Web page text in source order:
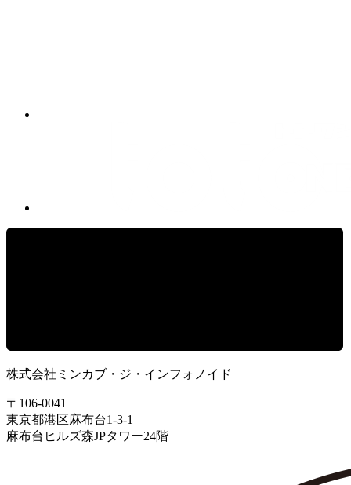
株式会社ミンカブ・ジ・インフォノイド
〒106-0041
東京都港区麻布台1-3-1
麻布台ヒルズ森JPタワー24階